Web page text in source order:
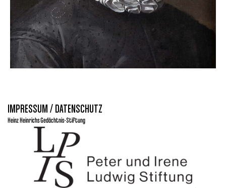
IMPRESSUM / DATENSCHUTZ
Heinz Heinrichs Gedächtnis-Stiftung